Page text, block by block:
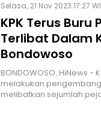
Selasa, 21 Nov 2023 17:27
KPK Terus
Terlibat Dalam
Bondowoso
BONDOWOSO, HiNews -
melakukan
melibatkan sejumlah